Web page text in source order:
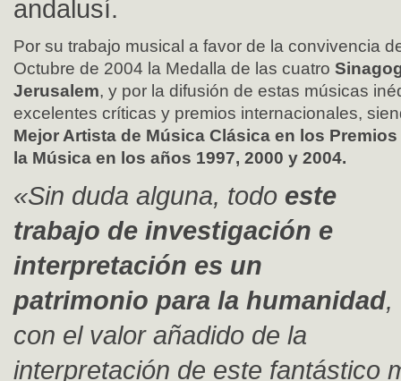
andalusí.
Por su trabajo musical a favor de la convivencia
Octubre de 2004 la Medalla de las cuatro
Jerusalem, y por la difusión de estas músicas
excelentes críticas y premios internacionales,
Mejor Artista de Música Clásica en los
la Música en los años 1997, 2000 y 2004.
«Sin duda alguna, todo este
trabajo de investigación e
interpretación es un
patrimonio para la humanidad,
con el valor añadido de la
interpretación de este fantástico